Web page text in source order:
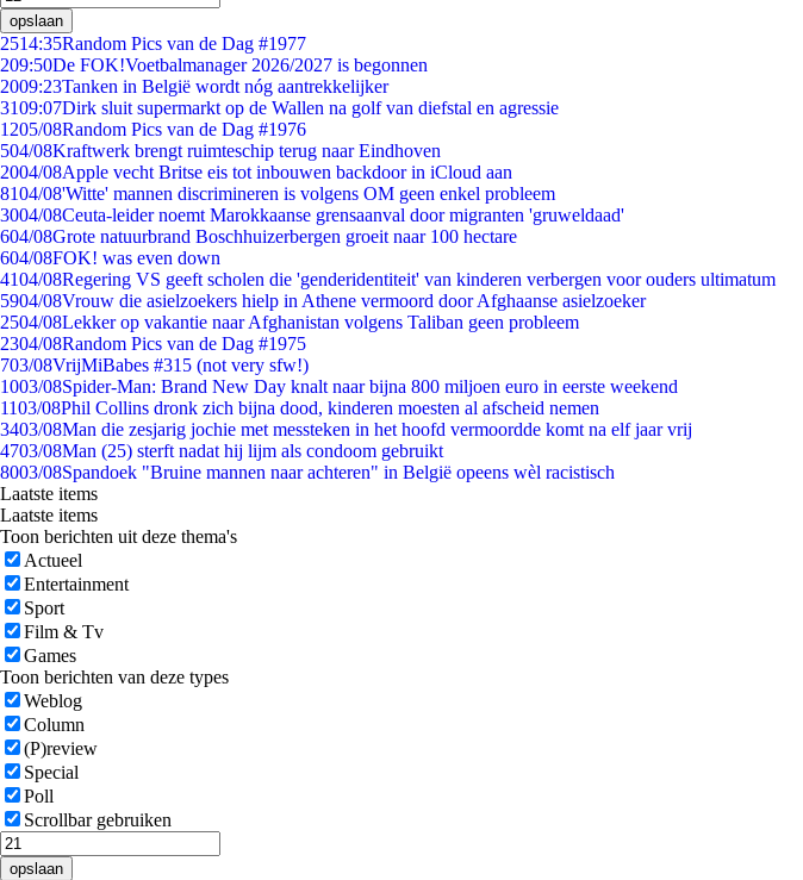
opslaan
2514:35Random Pics van de Dag #1977
209:50De FOK!Voetbalmanager 2026/2027 is begonnen
2009:23Tanken in België wordt nóg aantrekkelijker
3109:07Dirk sluit supermarkt op de Wallen na golf van diefstal en agressie
1205/08Random Pics van de Dag #1976
504/08Kraftwerk brengt ruimteschip terug naar Eindhoven
2004/08Apple vecht Britse eis tot inbouwen backdoor in iCloud aan
8104/08'Witte' mannen discrimineren is volgens OM geen enkel probleem
3004/08Ceuta-leider noemt Marokkaanse grensaanval door migranten 'gruweldaad'
604/08Grote natuurbrand Boschhuizerbergen groeit naar 100 hectare
604/08FOK! was even down
4104/08Regering VS geeft scholen die 'genderidentiteit' van kinderen verbergen voor ouders ultimatum
5904/08Vrouw die asielzoekers hielp in Athene vermoord door Afghaanse asielzoeker
2504/08Lekker op vakantie naar Afghanistan volgens Taliban geen probleem
2304/08Random Pics van de Dag #1975
703/08VrijMiBabes #315 (not very sfw!)
1003/08Spider-Man: Brand New Day knalt naar bijna 800 miljoen euro in eerste weekend
1103/08Phil Collins dronk zich bijna dood, kinderen moesten al afscheid nemen
3403/08Man die zesjarig jochie met messteken in het hoofd vermoordde komt na elf jaar vrij
4703/08Man (25) sterft nadat hij lijm als condoom gebruikt
8003/08Spandoek "Bruine mannen naar achteren" in België opeens wèl racistisch
Laatste items
Laatste items
Toon berichten uit deze thema's
Actueel
Entertainment
Sport
Film & Tv
Games
Toon berichten van deze types
Weblog
Column
(P)review
Special
Poll
Scrollbar gebruiken
opslaan